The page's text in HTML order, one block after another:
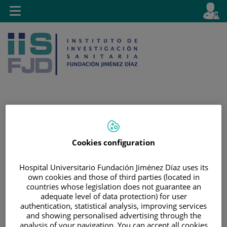
Saltar al contenido
activo
es
Toggle
navigation
Cookies configuration
Hospital Universitario Fundación Jiménez Díaz uses its
own cookies and those of third parties (located in
countries whose legislation does not guarantee an
adequate level of data protection) for user
authentication, statistical analysis, improving services
and showing personalised advertising through the
analysis of your navigation. You can accept all cookies